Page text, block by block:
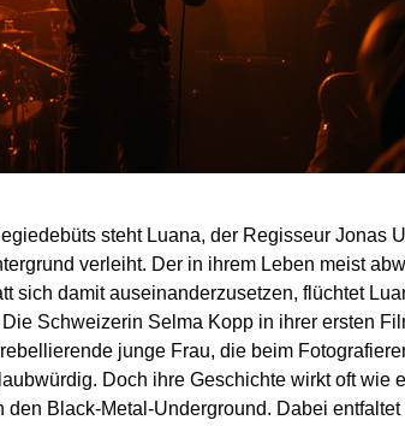
steht Luana, der Regisseur Jonas
verleiht. Der in ihrem Leben meist
sich damit auseinanderzusetzen, flüchtet
Schweizerin Selma Kopp in ihrer ersten
junge Frau, die beim
Doch ihre Geschichte wirkt oft wie
den Black-Metal-Underground. Dabei entfaltet